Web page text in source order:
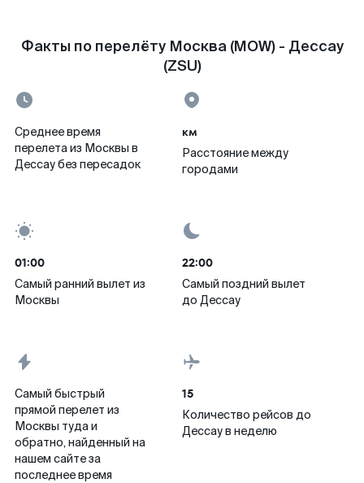
Факты по перелёту Москва (MOW) - Дессау
(ZSU)
Среднее время
перелета из Москвы в
Дессау без пересадок
км
Расстояние между
городами
01:00
Самый ранний вылет из
Москвы
22:00
Самый поздний вылет
до Дессау
Самый быстрый
прямой перелет из
Москвы туда и
обратно, найденный на
нашем сайте за
последнее время
15
Количество рейсов до
Дессау в неделю